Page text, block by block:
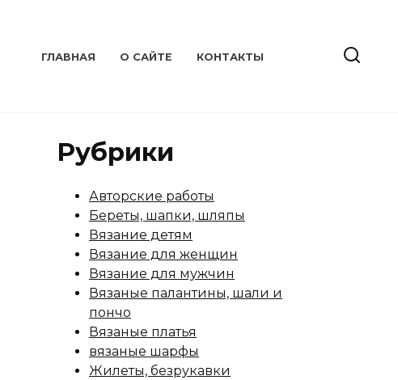
ГЛАВНАЯ О САЙТЕ КОНТАКТЫ
Рубрики
Авторские работы
Береты, шапки, шляпы
Вязание детям
Вязание для женщин
Вязание для мужчин
Вязаные палантины, шали и
пончо
Вязаные платья
вязаные шарфы
Жилеты, безрукавки